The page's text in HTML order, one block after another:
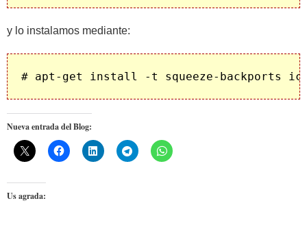
y lo instalamos mediante:
# apt-get install -t squeeze-backports
Nueva entrada del Blog:
Us agrada: